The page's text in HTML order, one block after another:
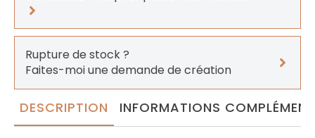
Rupture de stock ?
Faites-moi une demande de création
DESCRIPTION INFORMATIONS